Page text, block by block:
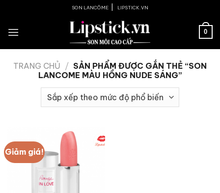
content
SON LANCÔME LIPSTICK.VN
0
TRANG CHỦ / SẢN PHẨM ĐƯỢC GẮN THẺ “SON
LANCOME MÀU HỒNG NUDE SÁNG”
Giảm giá!